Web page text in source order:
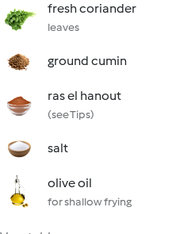
fresh coriander
leaves
ground cumin
ras el hanout
(see Tips)
salt
olive oil
for shallow frying